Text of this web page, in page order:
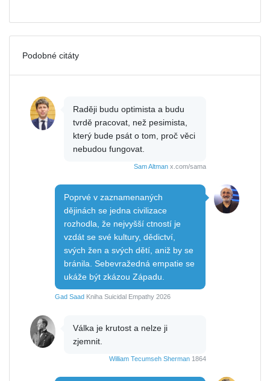
Podobné citáty
Raději budu optimista a budu
tvrdě pracovat, než pesimista,
který bude psát o tom, proč věci
nebudou fungovat.
Sam Altman x.com/sama
Poprvé v zaznamenaných
dějinách se jedna civilizace
rozhodla, že nejvyšší ctností je
vzdát se své kultury, dědictví,
svých žen a svých dětí, aniž by se
bránila. Sebevražedná empatie se
ukáže být zkázou Západu.
Gad Saad Kniha Suicidal Empathy 2026
Válka je krutost a nelze ji
zjemnit.
William Tecumseh Sherman 1864